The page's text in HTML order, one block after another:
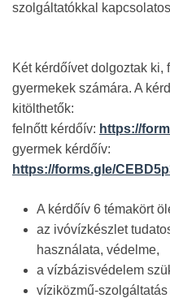
szolgáltatókkal
Két kérdőívet dolgoztak ki,
gyermekek számára. A
kitölthetők:
felnőtt kérdőív: https://
gyermek kérdőív:
https://forms.gle/
A kérdőív 6 témakört
az ivóvízkészlet
használata, védelme,
a vízbázisvédelem
víziközmű-